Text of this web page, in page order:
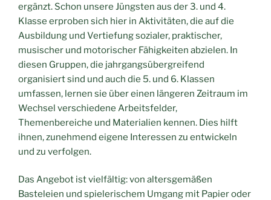
ergänzt. Schon unsere Jüngsten aus der 3. und 4.
Klasse erproben sich hier in Aktivitäten, die auf die
Ausbildung und Vertiefung sozialer, praktischer,
musischer und motorischer Fähigkeiten abzielen. In
diesen Gruppen, die jahrgangsübergreifend
organisiert sind und auch die 5. und 6. Klassen
umfassen, lernen sie über einen längeren Zeitraum im
Wechsel verschiedene Arbeitsfelder,
Themenbereiche und Materialien kennen. Dies hilft
ihnen, zunehmend eigene Interessen zu entwickeln
und zu verfolgen.
Das Angebot ist vielfältig: von altersgemäßen
Basteleien und spielerischem Umgang mit Papier oder